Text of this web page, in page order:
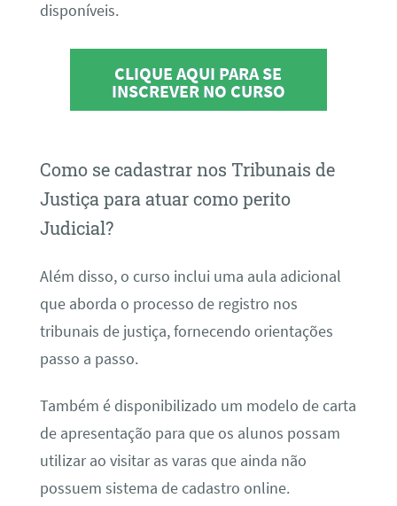
disponíveis.
CLIQUE AQUI PARA SE
INSCREVER NO CURSO
Como se cadastrar nos Tribunais de
Justiça para atuar como perito
Judicial?
Além disso, o curso inclui uma aula adicional
que aborda o processo de registro nos
tribunais de justiça, fornecendo orientações
passo a passo.
Também é disponibilizado um modelo de carta
de apresentação para que os alunos possam
utilizar ao visitar as varas que ainda não
possuem sistema de cadastro online.